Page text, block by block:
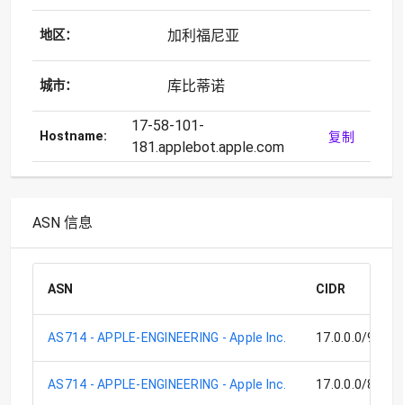
地区： 加利福尼亚
城市： 库比蒂诺
Hostname:
17-58-101-
181.applebot.apple.com
复制
ASN 信息
ASN CIDR
AS714 - APPLE-ENGINEERING - Apple Inc. 17.0.0.0/9
AS714 - APPLE-ENGINEERING - Apple Inc. 17.0.0.0/8